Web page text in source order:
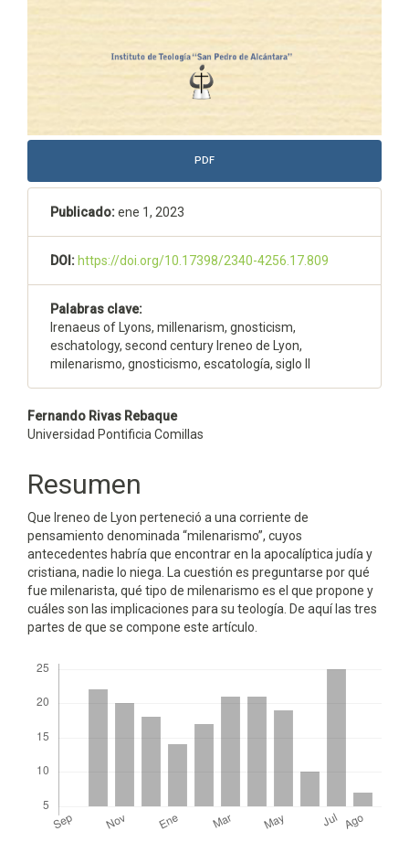
PDF
Publicado:ene 1, 2023
DOI: https://doi.org/10.17398/2340-4256.17.809
Palabras clave:
Irenaeus of Lyons, millenarism, gnosticism,
eschatology, second century Ireneo de Lyon,
milenarismo, gnosticismo, escatología, siglo II
Contenido
del
artículo
Fernando Rivas Rebaque
Universidad Pontificia Comillas
Resumen
Que Ireneo de Lyon perteneció a una corriente de
pensamiento denominada “milenarismo”, cuyos
antecedentes habría que encontrar en la apocalíptica judía y
cristiana, nadie lo niega. La cuestión es preguntarse por qué
fue milenarista, qué tipo de milenarismo es el que propone y
cuáles son las implicaciones para su teología. De aquí las tres
partes de que se compone este artículo.